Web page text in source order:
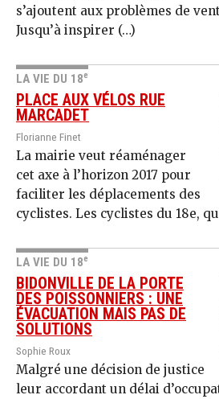
s’ajoutent aux problèmes de
Jusqu’à inspirer (…)
LA VIE DU 18e
PLACE AUX VÉLOS RUE
MARCADET
Florianne Finet
La mairie veut réaménager
cet axe à l’horizon 2017 pour
faciliter les déplacements des
cyclistes. Les cyclistes du 18e,
LA VIE DU 18e
BIDONVILLE DE LA PORTE
DES POISSONNIERS : UNE
ÉVACUATION MAIS PAS DE
SOLUTIONS
Sophie Roux
Malgré une décision de justice
leur accordant un délai